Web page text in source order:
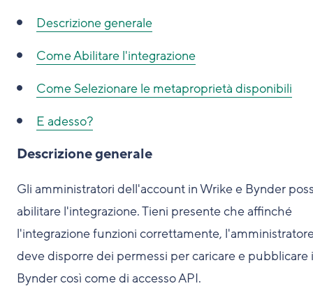
Descrizione generale
ComeAbilitare l'integrazione
Come Selezionare le metaproprietà disponibili
E adesso?
Descrizione generale
Gli amministratori dell'account in Wrike e Bynder
abilitare l'integrazione. Tieni presente che affinché
l'integrazione funzioni correttamente,
deve disporre dei permessi per caricare e pubblicare
Bynder così come di accesso API.